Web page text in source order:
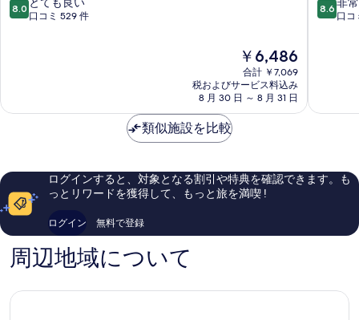
ハ
ト
ェ
ベ
ト
ァ
ー
シ
ュ
段
良
ミ
529
件
件
の
口
コ
8.0
口コミ 529 件
現
在
の
料
金
￥6,486
合計 ￥7,069
税およびサービス料込み
8 月 30 日 ～ 8 月 31 日
シ
ブ
ト
ブ
ィ
段
良
ミ
147
8.6
口コ
類似施設を比較
ログインすると、対象となる割引や特典を確認できます。も
っとリワードを獲得して、もっと旅を満喫 !
ログイン 無料で登録
周辺地域について